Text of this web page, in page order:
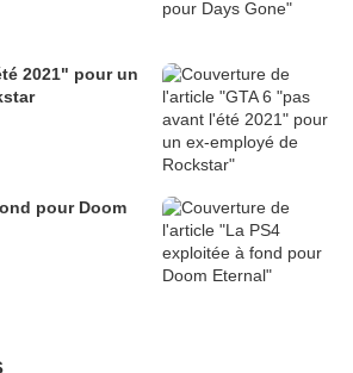
2021" pour un
pour Doom